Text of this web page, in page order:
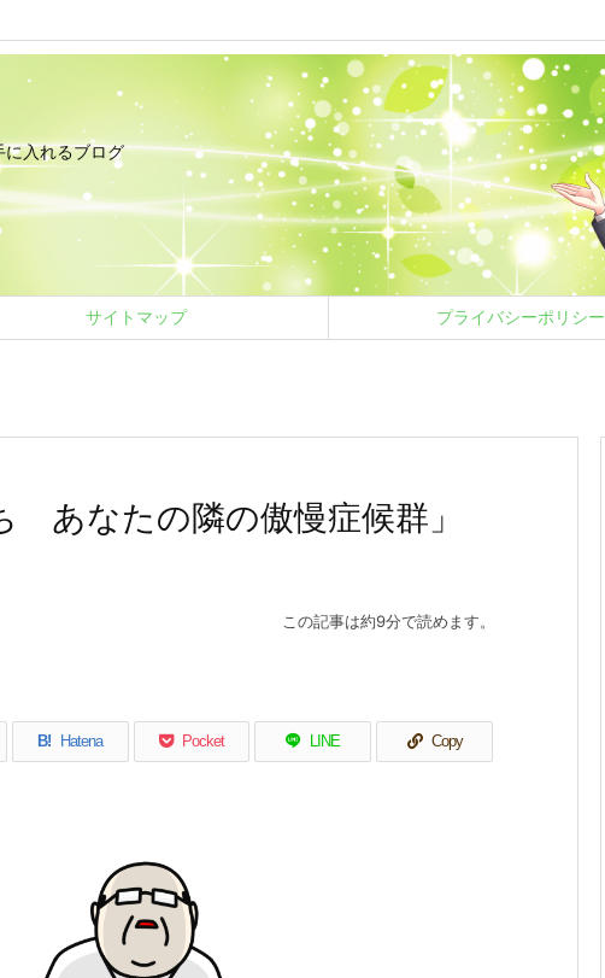
に入れるブログ
サイトマップ プライバシーポリシー
あなたの隣の傲慢症候群」
この記事は約9分で読めます。
B! Hatena Pocket LINE Copy